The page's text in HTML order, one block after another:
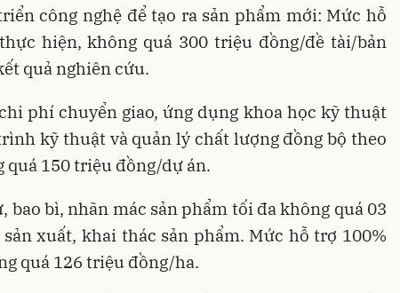
công nghệ để tạo ra sản phẩm mới: Mức hỗ
hiện, không quá 300 triệu đồng/đề tài/bản
quả nghiên cứu.
phí chuyển giao, ứng dụng khoa học kỹ thuật
kỹ thuật và quản lý chất lượng đồng bộ theo
quá 150 triệu đồng/dự án.
bao bì, nhãn mác sản phẩm tối đa không quá 03
xuất, khai thác sản phẩm. Mức hỗ trợ 100%
quá 126 triệu đồng/ha.